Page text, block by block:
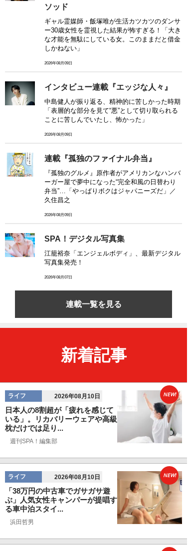
ソッド
ギャル霊媒師・飯塚唯が生活カツカツのダンサ
ー30歳女性を霊視した結果が怖すぎる！「大き
な才能を無駄にしている女。このままだと借金
しかねない」
2026年08月09日
インタビュー連載『エッジな人々』
中島健人が振り返る、精神的に苦しかった時期
「表層的な部分を見て“悪”として切り取られる
ことに苦しんでいたし、怖かった」
2026年08月09日
連載『孤独のファイナル弁当』
『孤独のグルメ』原作者がアメリカンなハンバ
ーガー屋で夢中になった“完全和風の日替わり
弁当”…「やっぱりボクはジャパニーズだ」／
久住昌之
2026年08月09日
SPA！デジタル写真集
江籠裕奈「エンジェルボディ」、最新デジタル
写真集発売！
2026年08月07日
連載一覧を見る
新着記事
ライフ 2026年08月10日
日本人の8割超が「疲れを感じて
いる」。リカバリーウェアや高級
枕だけでは足り...
週刊SPA！編集部
NEW!
ライフ 2026年08月10日
「38万円の中古車でガサガサ遊
ぶ」人気女性キャンパーが提唱す
る車中泊スタイ...
浜田哲男
NEW!